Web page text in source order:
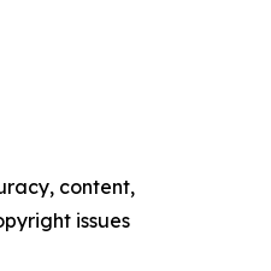
content,
issues